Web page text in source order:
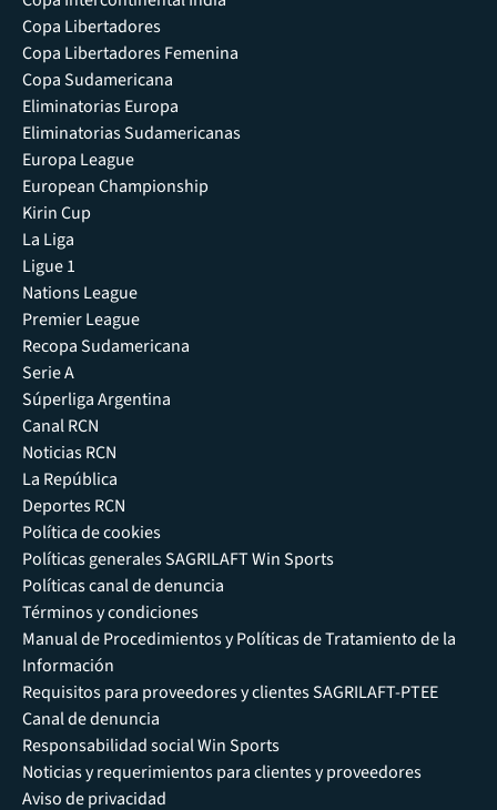
Copa Libertadores
Copa Libertadores Femenina
Copa Sudamericana
Eliminatorias Europa
Eliminatorias Sudamericanas
Europa League
European Championship
Kirin Cup
La Liga
Ligue 1
Nations League
Premier League
Recopa Sudamericana
Serie A
Súperliga Argentina
Canal RCN
Noticias RCN
La República
Deportes RCN
Política de cookies
Políticas generales SAGRILAFT Win Sports
Políticas canal de denuncia
Términos y condiciones
Manual de Procedimientos y Políticas de Tratamiento de la
Información
Requisitos para proveedores y clientes SAGRILAFT-PTEE
Canal de denuncia
Responsabilidad social Win Sports
Noticias y requerimientos para clientes y proveedores
Aviso de privacidad